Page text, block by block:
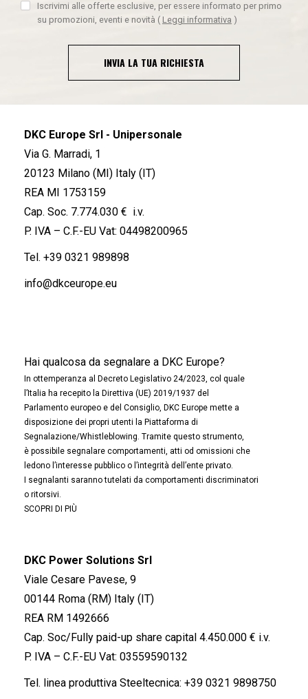
Iscrivimi alle offerte esclusive, per essere informato per primo
su promozioni, eventi e novità ( Leggi informativa )
INVIA LA TUA RICHIESTA
DKC Europe Srl - Unipersonale
Via G. Marradi, 1
20123 Milano (MI) Italy (IT)
REA MI 1753159
Cap. Soc. 7.774.030 € i.v.
P. IVA – C.F.-EU Vat: 04498200965
Tel. +39 0321 989898
info@dkceurope.eu
Hai qualcosa da segnalare a DKC Europe?
In ottemperanza al Decreto Legislativo 24/2023, col quale
l’Italia ha recepito la Direttiva (UE) 2019/1937 del
Parlamento europeo e del Consiglio, DKC Europe mette a
disposizione dei propri utenti la Piattaforma di
Segnalazione/Whistleblowing. Tramite questo strumento,
è possibile segnalare comportamenti, atti od omissioni che
ledono l’interesse pubblico o l’integrità dell’ente privato.
I segnalanti saranno tutelati da comportamenti discriminatori
o ritorsivi.
SCOPRI DI PIÙ
DKC Power Solutions Srl
Viale Cesare Pavese, 9
00144 Roma (RM) Italy (IT)
REA RM 1492666
Cap. Soc/Fully paid-up share capital 4.450.000 € i.v.
P. IVA – C.F.-EU Vat: 03559590132
Tel. linea produttiva Steeltecnica: +39 0321 9898750